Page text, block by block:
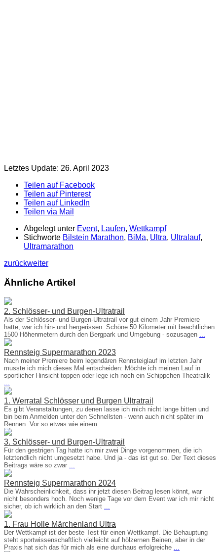
Letztes Update: 26. April 2023
Teilen auf Facebook
Teilen auf Pinterest
Teilen auf LinkedIn
Teilen via Mail
Abgelegt unter Event, Laufen, Wettkampf
Stichworte Bilstein Marathon, BiMa, Ultra, Ultralauf,
Ultramarathon
zurückweiter
Ähnliche Artikel
2. Schlösser- und Burgen-Ultratrail
Als der Schlösser- und Burgen-Ultratrail vor gut einem Jahr Premiere
hatte, war ich hin- und hergerissen. Schöne 50 Kilometer mit beachtlichen
1500 Höhenmetern durch den Bergpark und Umgebung - sozusagen ...
Rennsteig Supermarathon 2023
Nach meiner Premiere beim legendären Rennsteiglauf im letzten Jahr
musste ich mich dieses Mal entscheiden: Möchte ich meinen Lauf in
sportlicher Hinsicht toppen oder lege ich noch ein Schippchen Theatralik
...
1. Werratal Schlösser und Burgen Ultratrail
Es gibt Veranstaltungen, zu denen lasse ich mich nicht lange bitten und
bin beim Anmelden unter den Schnellsten - wenn auch nicht später im
Rennen. Vor so etwas wie einem ...
3. Schlösser- und Burgen-Ultratrail
Für den gestrigen Tag hatte ich mir zwei Dinge vorgenommen, die ich
letztendlich nicht umgesetzt habe. Und ja - das ist gut so. Der Text dieses
Beitrags wäre so zwar ...
Rennsteig Supermarathon 2024
Die Wahrscheinlichkeit, dass ihr jetzt diesen Beitrag lesen könnt, war
nicht besonders hoch. Noch wenige Tage vor dem Event war ich mir nicht
sicher, ob ich wirklich an den Start ...
1. Frau Holle Märchenland Ultra
Der Wettkampf ist der beste Test für einen Wettkampf. Die Behauptung
steht sportwissenschaftlich vielleicht auf hölzernen Beinen, aber in der
Praxis hat sich das für mich als eine durchaus erfolgreiche ...